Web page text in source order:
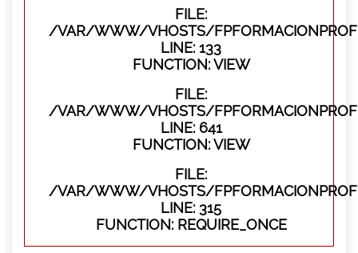
FILE:
/VAR/WWW/VHOSTS/
LINE: 133
FUNCTION: VIEW
FILE:
/VAR/WWW/VHOSTS/
LINE: 641
FUNCTION: VIEW
FILE:
/VAR/WWW/VHOSTS/
LINE: 315
FUNCTION: REQUIRE_ONCE